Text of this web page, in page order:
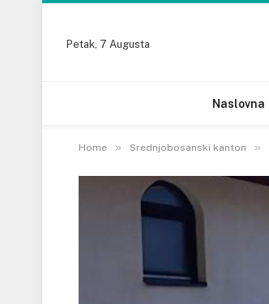
Petak, 7 Augusta
Naslovna
Home » Srednjobosanski kanton »